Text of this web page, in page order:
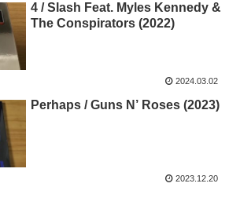
4 / Slash Feat. Myles Kennedy &
The Conspirators (2022)
2024.03.02
Perhaps / Guns N’ Roses (2023)
2023.12.20